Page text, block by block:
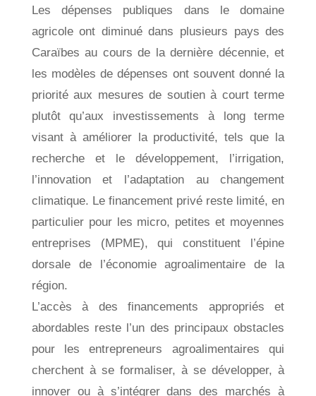
Les dépenses publiques dans le domaine
agricole ont diminué dans plusieurs pays des
Caraïbes au cours de la dernière décennie, et
les modèles de dépenses ont souvent donné la
priorité aux mesures de soutien à court terme
plutôt qu’aux investissements à long terme
visant à améliorer la productivité, tels que la
recherche et le développement, l’irrigation,
l’innovation et l’adaptation au changement
climatique. Le financement privé reste limité, en
particulier pour les micro, petites et moyennes
entreprises (MPME), qui constituent l’épine
dorsale de l’économie agroalimentaire de la
région.
L’accès à des financements appropriés et
abordables reste l’un des principaux obstacles
pour les entrepreneurs agroalimentaires qui
cherchent à se formaliser, à se développer, à
innover ou à s’intégrer dans des marchés à